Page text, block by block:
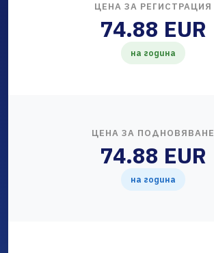
ЦЕНА ЗА РЕГИСТРАЦИЯ
74.88 EUR
на година
ЦЕНА ЗА ПОДНОВЯВАНЕ
74.88 EUR
на година